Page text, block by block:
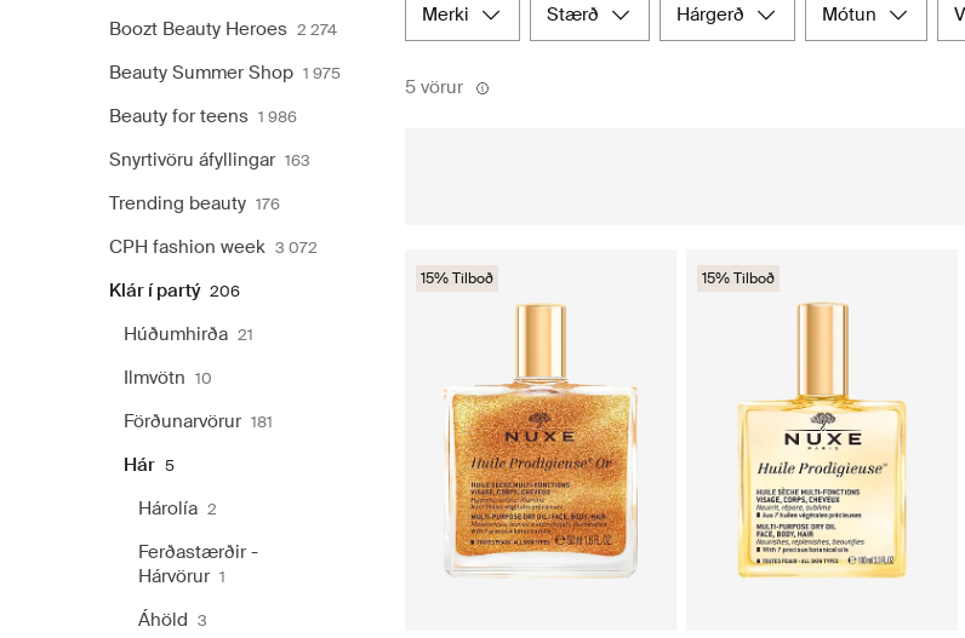
Boozt Beauty Heroes 2 274
Beauty Summer Shop 1 975
Beauty for teens 1 986
Snyrtivöru áfyllingar 163
Trending beauty 176
CPH fashion week 3 072
Klár í partý 206
Húðumhirða 21
Ilmvötn 10
Förðunarvörur 181
Hár 5
Hárolía 2
Ferðastærðir -
Hárvörur 1
Áhöld 3
merki stærð hárgerð mótun
5 vörur
15% Tilboð 15% Tilboð